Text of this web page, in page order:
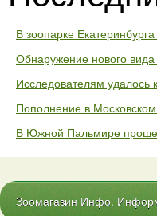
В зоопарке
Обнаружение нового
Исследователям удалось
Пополнение в
В Южной Пальмире
Зоомагазин Инфо.